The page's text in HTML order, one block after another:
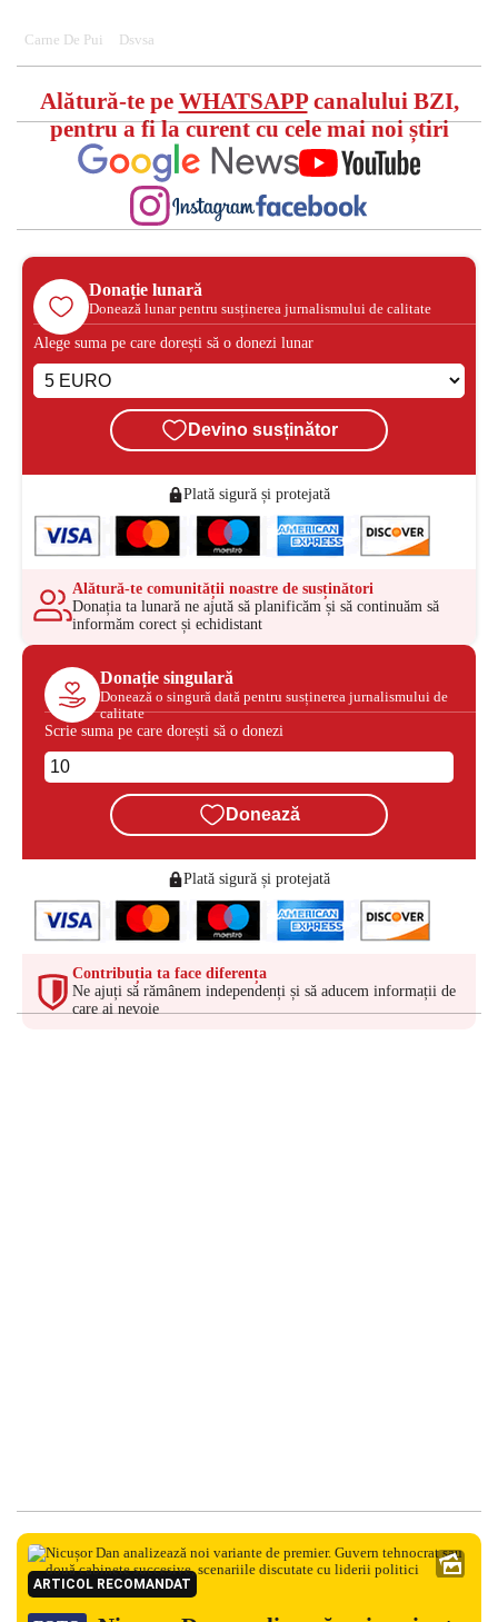
Carne De Pui Dsvsa
Alătură-te pe WHATSAPPcanalului BZI,
pentru a fi la curent cu cele mai noi știri
Donație lunară
Donează lunar pentru susținerea jurnalismului de calitate
Alege suma pe care dorești să o donezi lunar
Devino susținător
Plată sigură și protejată
Alătură-te comunității noastre de susținători
Donația ta lunară ne ajută să planificăm și să continuăm să
informăm corect și echidistant
Donație singulară
Donează o singură dată pentru susținerea jurnalismului de
calitate
Scrie suma pe care dorești să o donezi
Donează
Plată sigură și protejată
Contribuția ta face diferența
Ne ajuți să rămânem independenți și să aducem informații de
care ai nevoie
ARTICOL RECOMANDAT